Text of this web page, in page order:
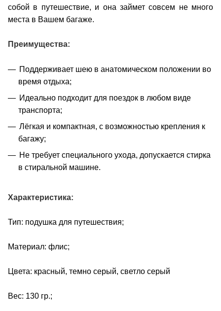
собой в путешествие, и она займет совсем не много
места в Вашем багаже.
Преимущества:
Поддерживает шею в анатомическом положении во
время отдыха;
Идеально подходит для поездок в любом виде
транспорта;
Лёгкая и компактная, с возможностью крепления к
багажу;
Не требует специального ухода, допускается стирка
в стиральной машине.
Характеристика:
Тип: подушка для путешествия;
Материал: флис;
Цвета: красный, темно серый, светло серый
Вес: 130 гр.;